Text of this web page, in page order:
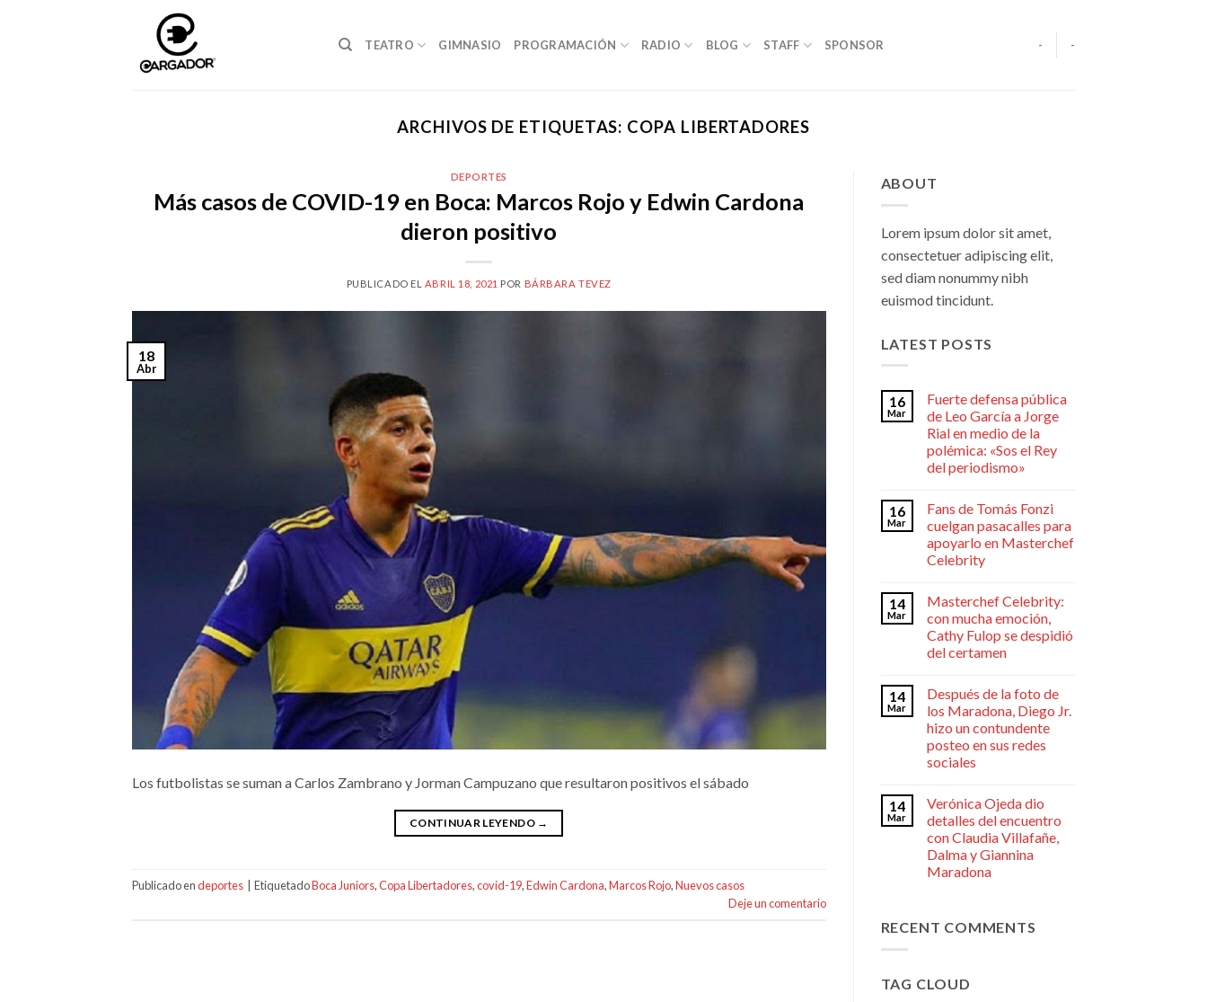
TEATRO GIMNASIO PROGRAMACIÓN RADIO BLOG STAFF SPONSOR - -
ARCHIVOS DE ETIQUETAS: COPA LIBERTADORES
DEPORTES
Más casos de COVID-19 en Boca: Marcos Rojo y Edwin Cardona
dieron positivo
PUBLICADO EL ABRIL 18, 2021 POR BÁRBARA TEVEZ
18
Abr
Los futbolistas se suman a Carlos Zambrano y Jorman Campuzano que resultaron positivos el sábado
CONTINUAR LEYENDO →
Publicado endeportes EtiquetadoBoca Juniors,Copa Libertadores,covid-19,Edwin Cardona,Marcos Rojo,Nuevos casos
Deje un comentario
ABOUT
Lorem ipsum dolor sit amet,
consectetuer adipiscing elit,
sed diam nonummy nibh
euismod tincidunt.
LATEST POSTS
16
Mar
Fuerte defensa pública
de Leo García a Jorge
Rial en medio de la
polémica: «Sos el Rey
del periodismo»
16
Mar
Fans de Tomás Fonzi
cuelgan pasacalles para
apoyarlo en Masterchef
Celebrity
14
Mar
Masterchef Celebrity:
con mucha emoción,
Cathy Fulop se despidió
del certamen
14
Mar
Después de la foto de
los Maradona, Diego Jr.
hizo un contundente
posteo en sus redes
sociales
14
Mar
Verónica Ojeda dio
detalles del encuentro
con Claudia Villafañe,
Dalma y Giannina
Maradona
RECENT COMMENTS
TAG CLOUD